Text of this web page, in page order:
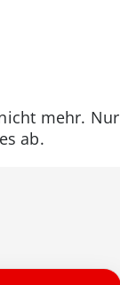
mehr.
ab.